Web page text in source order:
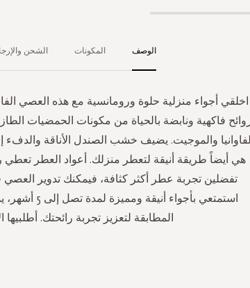
الوصف
اخلقي أجواء منزلية حلوة ورومانسية مع هذه العصي
فاكهية ونابضة بالحياة من مكونات الحمضيات
والموجيت. يضيف خشب الصندل الأناقة
هي أيضاً طريقة أنيقة لتعطر منزلك. أعواد العطر تعطي
تفضلين تجربة عطر أكثر كثافة، فيمكنك تدوير
استمتعي
المطابقة لتعزيز تجربة رائحتك.
المكونات الشحن